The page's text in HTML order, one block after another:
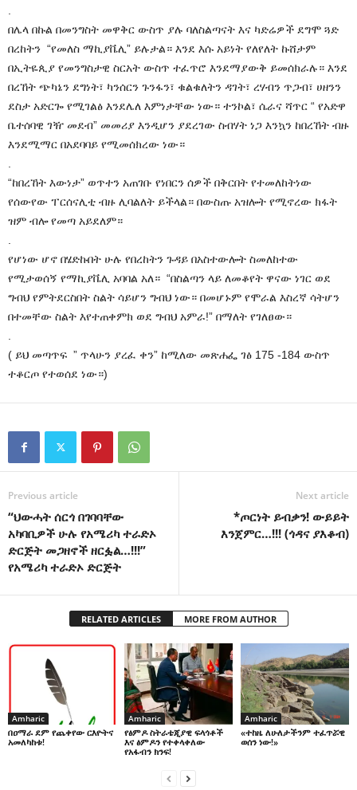
በሌላ በኩል በመንግስት መዋቅር ውስጥ ያሉ ባለስልጣናት እና ካድሬዎች ደግሞ ጓድ
በረከትን “የመለስ ማኪያቬሊ” ይሉታል። እንደ እሱ አይነት የለየለት ኩሸታም
በኢትዬጲያ የመንግስታዊ ስርአት ውስጥ ተፈጥሮ እንደማያውቅ ይመሰክራሉ። እንደ
በረኸት ጭካኔን ደግነት፣ ካንሰርን ጉንፋን፣ ቁልቁለትን ዳገት፣ ረሃብን ጥጋብ፣ ሀዘንን
ደስታ አድርጐ የሚገልፅ እንደሌለ እምነታቸው ነው። ተንኮል፣ ሴራና ሻጥር “ የአድዋ
ቤተሰባዊ ገዥ መደብ” መመሪያ እንዲሆን ያደረገው ስብሃት ነጋ እንኳን ከበረኸት ብዙ
እንደሚማር በአደባባይ የሚመሰክረው ነው።
“ከበረኸት እውነታ” ወጥተን አጠገቡ የነበርን ሰዎች በቅርበት የተመለከትነው
የሰውየው ፐርሰናሊቲ ብዙ ሊባልለት ይችላል። በውስጡ አዝሎት የሚኖረው ክፋት
ዝም ብሎ የመጣ አይደለም።
የሆነው ሆኖ በሄድኩበት ሁሉ የበረከትን ጉዳይ በአስተውሎት ስመለከተው
የሚታወሰኝ የማኪያቬሊ አባባል አለ። “በስልጣን ላይ ለመቆየት ዋናው ነገር ወደ
ግብህ የምትደርስበት ስልት ሳይሆን ግብህ ነው። በመሆኑም የሞራል እስረኛ ሳትሆን
በተመቸው ስልት እየተጠቀምክ ወደ ግብህ አምራ!” በማለት የገለፀው።
( ይህ መጣጥፍ ” ጥላሁን ያረፈ ቀን” ከሚለው መጽሐፌ ገፅ 175 -184 ውስጥ
ተቆርጦ የተወሰደ ነው።)
Previous article
“ህውሓት ሰርጎ በገባባቸው
አካባቢዎች ሁሉ የአሜሪካ ተራድኦ
ድርጅት መጋዘኖች ዘርፏል…!!!”
የአሜሪካ ተራድኦ ድርጅት
Next article
*ጦርነት ይብቃን! ውይይት
እንጀምር…!!! (ጎዳና ያእቆብ)
RELATED ARTICLES MORE FROM AUTHOR
Amharic
በዐማራ ደም የጨቀየው ርእዮትና
አመለካከቱ!
Amharic
የፅምዶ ስትራቴጂያዊ ፍላጎቶች
እና ፅምዶን የተቀላቀለው
የአፋብን ክንፍ!
Amharic
«ተከዜ ለሁለታችንም ተፈጥሯዊ
ወሰን ነው!»